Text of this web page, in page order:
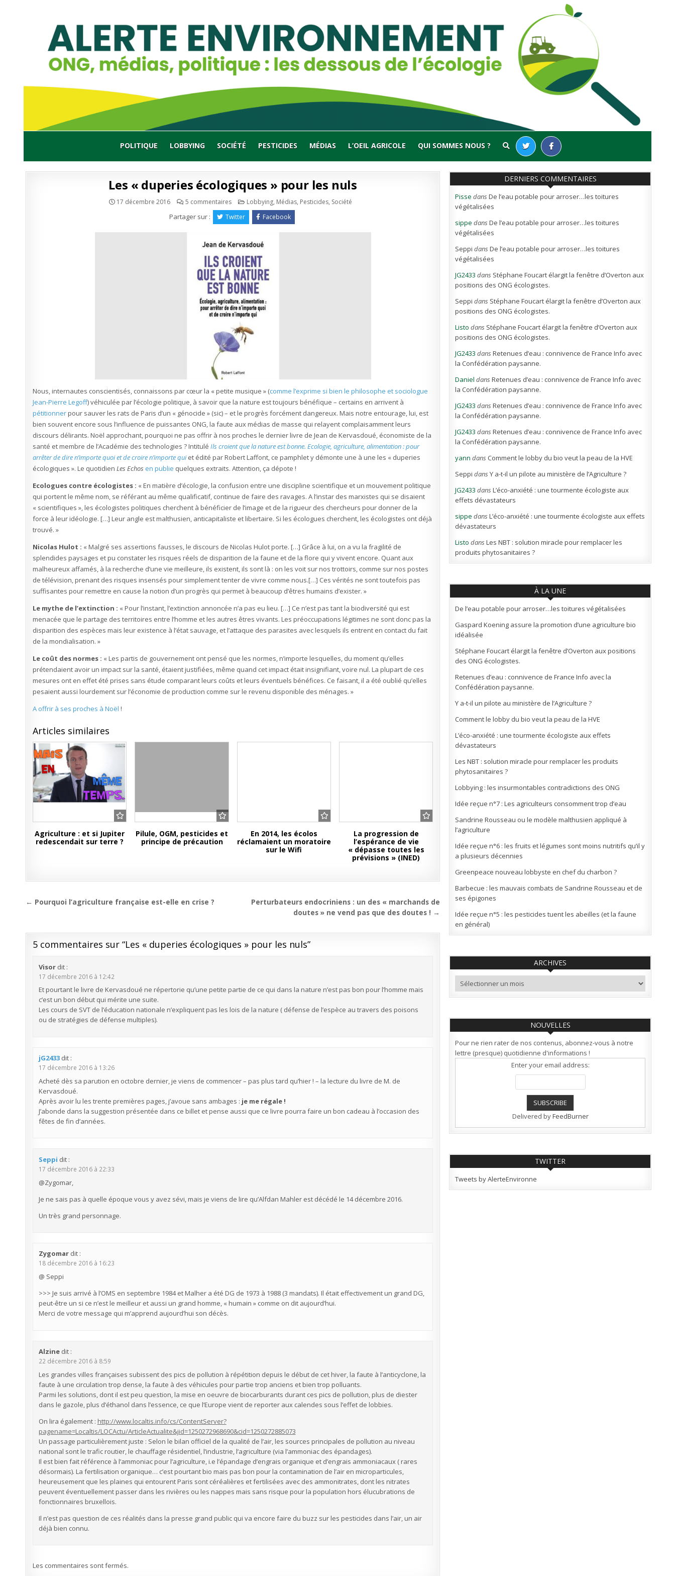
POLITIQUE LOBBYING SOCIÉTÉ PESTICIDES MÉDIAS L’OEIL AGRICOLE QUI SOMMES NOUS ?
Les « duperies écologiques » pour les nuls
17 décembre 2016 5 commentairessur
«
duperies
écologiques
les
nuls
Publié
Lobbying, Médias, Pesticides, Société
Partager sur : Twitter Facebook
Nous, internautes conscientisés, connaissons par cœur la « petite musique » (comme l’exprime si bien le philosophe et sociologue
Jean-Pierre Legoff) véhiculée par l’écologie politique, à savoir que la nature est toujours bénéfique – certains en arrivent à
pétitionnerpour sauver les rats de Paris d’un « génocide » (sic) – et le progrès forcément dangereux. Mais notre entourage, lui, est
bien souvent encore sous l’influence de puissantes ONG, la faute aux médias de masse qui relayent complaisamment leurs
discours délirants. Noël approchant, pourquoi ne pas offrir à nos proches le dernier livre de Jean de Kervasdoué, économiste de la
santé et membre de l’Académie des technologies ? IntituléIls croient que la nature est bonne. Ecologie, agriculture, alimentation : pour
arrêter de dire n’importe quoi et de croire n’importe qui et édité par Robert Laffont, ce pamphlet y démonte une à une les « duperies
écologiques ». Le quotidienLes Echos en publie quelques extraits. Attention, ça dépote !
Ecologues contre écologistes : « En matière d’écologie, la confusion entre une discipline scientifique et un mouvement politique
qui portent le même nom, se référant au même qualificatif, continue de faire des ravages. A l’instar des marxistes qui se disaient
« scientifiques », les écologistes politiques cherchent à bénéficier de l’image et de la rigueur des chercheurs pour donner de la
force à leur idéologie. […] Leur angle est malthusien, anticapitaliste et libertaire. Si les écologues cherchent, les écologistes ont déjà
trouvé. »
Nicolas Hulot : « Malgré ses assertions fausses, le discours de Nicolas Hulot porte. […] Grâce à lui, on a vu la fragilité de
splendides paysages et pu constater les risques réels de disparition de la faune et de la flore qui y vivent encore. Quant aux
malheureux affamés, à la recherche d’une vie meilleure, ils existent, ils sont là : on les voit sur nos trottoirs, comme sur nos postes
de télévision, prenant des risques insensés pour simplement tenter de vivre comme nous.[…] Ces vérités ne sont toutefois pas
suffisantes pour remettre en cause la notion d’un progrès qui permet à beaucoup d’êtres humains d’exister. »
Le mythe de l’extinction : « Pour l’instant, l’extinction annoncée n’a pas eu lieu. […] Ce n’est pas tant la biodiversité qui est
menacée que le partage des territoires entre l’homme et les autres êtres vivants. Les préoccupations légitimes ne sont donc pas la
disparition des espèces mais leur existence à l’état sauvage, et l’attaque des parasites avec lesquels ils entrent en contact du fait
de la mondialisation. »
Le coût des normes : « Les partis de gouvernement ont pensé que les normes, n’importe lesquelles, du moment qu’elles
prétendaient avoir un impact sur la santé, étaient justifiées, même quand cet impact était insignifiant, voire nul. La plupart de ces
mesures ont en effet été prises sans étude comparant leurs coûts et leurs éventuels bénéfices. Ce faisant, il a été oublié qu’elles
pesaient aussi lourdement sur l’économie de production comme sur le revenu disponible des ménages. »
A offrir à ses proches à Noël !
Articles similaires
Agriculture : et si Jupiter
redescendait sur terre ?
Pilule, OGM, pesticides et
principe de précaution
En 2014, les écolos
réclamaient un moratoire
sur le Wifi
La progression de
l’espérance de vie
« dépasse toutes les
prévisions » (INED)
Navigation
l’article
Perturbateurs endocriniens : un des « marchands de
doutes » ne vend pas que des doutes ! →
← Pourquoi l’agriculture française est-elle en crise ?
5 commentaires sur “Les « duperies écologiques » pour les nuls”
Visor dit :
17 décembre 2016 à 12:42
Et pourtant le livre de Kervasdoué ne répertorie qu’une petite partie de ce qui dans la nature n’est pas bon pour l’homme mais
c’est un bon début qui mérite une suite.
Les cours de SVT de l’éducation nationale n’expliquent pas les lois de la nature ( défense de l’espèce au travers des poisons
ou de stratégies de défense multiples).
jG2433 dit :
17 décembre 2016 à 13:26
Acheté dès sa parution en octobre dernier, je viens de commencer – pas plus tard qu’hier ! – la lecture du livre de M. de
Kervasdoué.
Après avoir lu les trente premières pages, j’avoue sans ambages : je me régale !
J’abonde dans la suggestion présentée dans ce billet et pense aussi que ce livre pourra faire un bon cadeau à l’occasion des
fêtes de fin d’années.
Seppi dit :
17 décembre 2016 à 22:33
@Zygomar,
Je ne sais pas à quelle époque vous y avez sévi, mais je viens de lire qu’Alfdan Mahler est décédé le 14 décembre 2016.
Un très grand personnage.
Zygomar dit :
18 décembre 2016 à 16:23
@ Seppi
>>> Je suis arrivé à l’OMS en septembre 1984 et Malher a été DG de 1973 à 1988 (3 mandats). Il était effectivement un grand DG,
peut-être un si ce n’est le meilleur et aussi un grand homme, « humain » comme on dit aujourd’hui.
Merci de votre message qui m’apprend aujourd’hui son décès.
Alzine dit :
22 décembre 2016 à 8:59
Les grandes villes françaises subissent des pics de pollution à répétition depuis le début de cet hiver, la faute à l’anticyclone, la
faute à une circulation trop dense, la faute à des véhicules pour partie trop anciens et bien trop polluants.
Parmi les solutions, dont il est peu question, la mise en oeuvre de biocarburants durant ces pics de pollution, plus de diester
dans le gazole, plus d’éthanol dans l’essence, ce que l’Europe vient de reporter aux calendes sous l’effet de lobbies.
On lira également : http://www.localtis.info/cs/ContentServer?
pagename=Localtis/LOCActu/ArticleActualite&jid=1250272968690&cid=1250272885073
Un passage particulièrement juste : Selon le bilan officiel de la qualité de l’air, les sources principales de pollution au niveau
national sont le trafic routier, le chauffage résidentiel, l’industrie, l’agriculture (via l’ammoniac des épandages).
Il est bien fait référence à l’ammoniac pour l’agriculture, i.e l’épandage d’engrais organique et d’engrais ammoniacaux ( rares
désormais). La fertilisation organique… c’est pourtant bio mais pas bon pour la contamination de l’air en microparticules,
heureusement que les plaines qui entourent Paris sont céréalières et fertilisées avec des ammonitrates, dont les nitrates
peuvent éventuellement passer dans les rivières ou les nappes mais sans risque pour la population hors élucubrations de
fonctionnaires bruxellois.
Il n’est pas question de ces réalités dans la presse grand public qui va encore faire du buzz sur les pesticides dans l’air, un air
déjà bien connu.
Les commentaires sont fermés.
DERNIERS COMMENTAIRES
Pisse dansDe l’eau potable pour arroser…les toitures
végétalisées
sippe dansDe l’eau potable pour arroser…les toitures
végétalisées
Seppi dansDe l’eau potable pour arroser…les toitures
végétalisées
JG2433 dans Stéphane Foucart élargit la fenêtre d’Overton aux
positions des ONG écologistes.
Seppi dans Stéphane Foucart élargit la fenêtre d’Overton aux
positions des ONG écologistes.
Listo dans Stéphane Foucart élargit la fenêtre d’Overton aux
positions des ONG écologistes.
JG2433 dansRetenues d’eau : connivence de France Info avec
la Confédération paysanne.
Daniel dansRetenues d’eau : connivence de France Info avec
la Confédération paysanne.
JG2433 dansRetenues d’eau : connivence de France Info avec
la Confédération paysanne.
JG2433 dansRetenues d’eau : connivence de France Info avec
la Confédération paysanne.
yann dans Comment le lobby du bio veut la peau de la HVE
Seppi dansY a-t-il un pilote au ministère de l’Agriculture ?
JG2433 dansL’éco-anxiété : une tourmente écologiste aux
effets dévastateurs
sippe dansL’éco-anxiété : une tourmente écologiste aux effets
dévastateurs
Listo dansLes NBT : solution miracle pour remplacer les
produits phytosanitaires ?
À LA UNE
De l’eau potable pour arroser…les toitures végétalisées
Gaspard Koening assure la promotion d’une agriculture bio
idéalisée
Stéphane Foucart élargit la fenêtre d’Overton aux positions
des ONG écologistes.
Retenues d’eau : connivence de France Info avec la
Confédération paysanne.
Y a-t-il un pilote au ministère de l’Agriculture ?
Comment le lobby du bio veut la peau de la HVE
L’éco-anxiété : une tourmente écologiste aux effets
dévastateurs
Les NBT : solution miracle pour remplacer les produits
phytosanitaires ?
Lobbying : les insurmontables contradictions des ONG
Idée reçue n°7 : Les agriculteurs consomment trop d’eau
Sandrine Rousseau ou le modèle malthusien appliqué à
l’agriculture
Idée reçue n°6 : les fruits et légumes sont moins nutritifs qu’il y
a plusieurs décennies
Greenpeace nouveau lobbyste en chef du charbon ?
Barbecue : les mauvais combats de Sandrine Rousseau et de
ses épigones
Idée reçue n°5 : les pesticides tuent les abeilles (et la faune
en général)
ARCHIVES
Archives
NOUVELLES
Pour ne rien rater de nos contenus, abonnez-vous à notre
lettre (presque) quotidienne d'informations !
Enter your email address:
Delivered byFeedBurner
TWITTER
Tweets by AlerteEnvironne